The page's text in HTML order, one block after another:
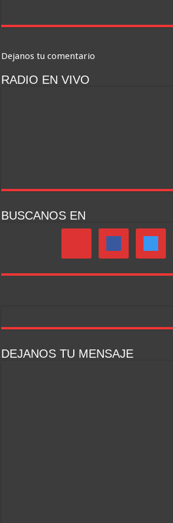
Dejanos tu comentario
RADIO EN VIVO
BUSCANOS EN
DEJANOS TU MENSAJE